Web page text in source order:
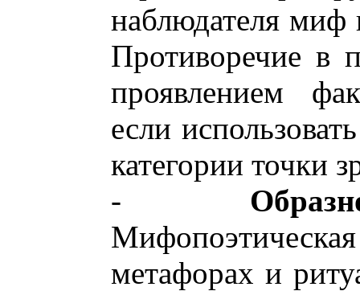
наблюдателя миф
Противоречие в
проявлением
если
категории точки
-
Мифопоэтическая
метафорах и